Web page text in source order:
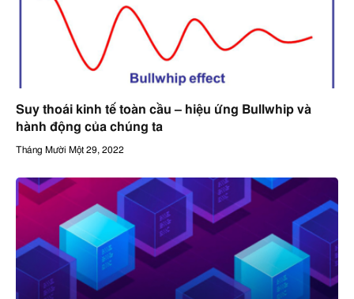
Suy thoái kinh tế toàn cầu – hiệu ứng Bullwhip và
hành động của chúng ta
Tháng Mười Một 29, 2022